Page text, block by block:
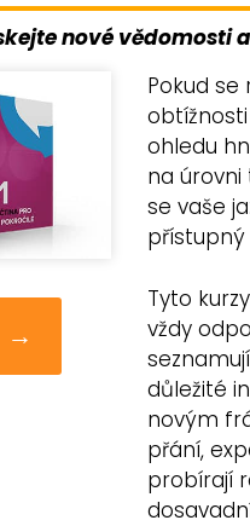
nové vědomosti
→
Pokud
ohledu
na úrovni
se vaše
Tyto
vždy
důležité
novým
přání,
probírají